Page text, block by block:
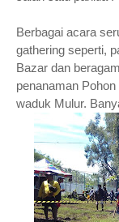
Berbagai acara
gathering seperti,
Bazar dan
penanaman
waduk Mulur.